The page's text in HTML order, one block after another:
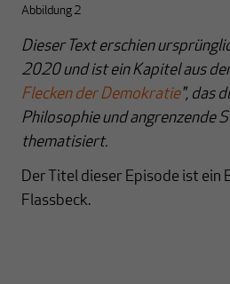
Abbildung 2
Dieser Text erschien
2020 und ist ein Kapitel aus
Flecken der Demokratie", das
Philosophie und angrenzende
thematisiert.
Der Titel dieser Episode ist ein
Flassbeck.